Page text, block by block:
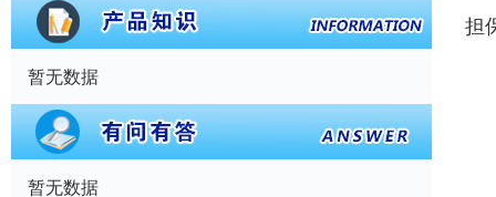
暂无数据
暂无数据
担